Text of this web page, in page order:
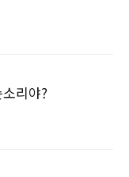
리야?